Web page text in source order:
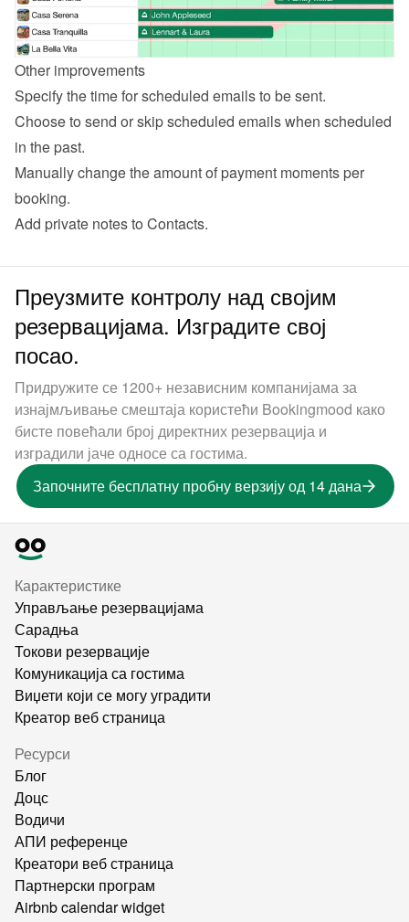
Other improvements
Specify the time for scheduled emails to be sent.
Choose to send or skip scheduled emails when scheduled
in the past.
Manually change the amount of payment moments per
booking.
Add private notes to Contacts.
Преузмите контролу над својим
резервацијама. Изградите свој
посао.
Придружите се 1200+ независним компанијама за
изнајмљивање смештаја користећи Bookingmood како
бисте повећали број директних резервација и
изградили јаче односе са гостима.
Започните бесплатну пробну верзију од 14 дана
Карактеристике
Управљање резервацијама
Сарадња
Токови резервације
Комуникација са гостима
Виџети који се могу уградити
Креатор веб страница
Ресурси
Блог
Доцс
Водичи
АПИ референце
Креатори веб страница
Партнерски програм
Airbnb calendar widget